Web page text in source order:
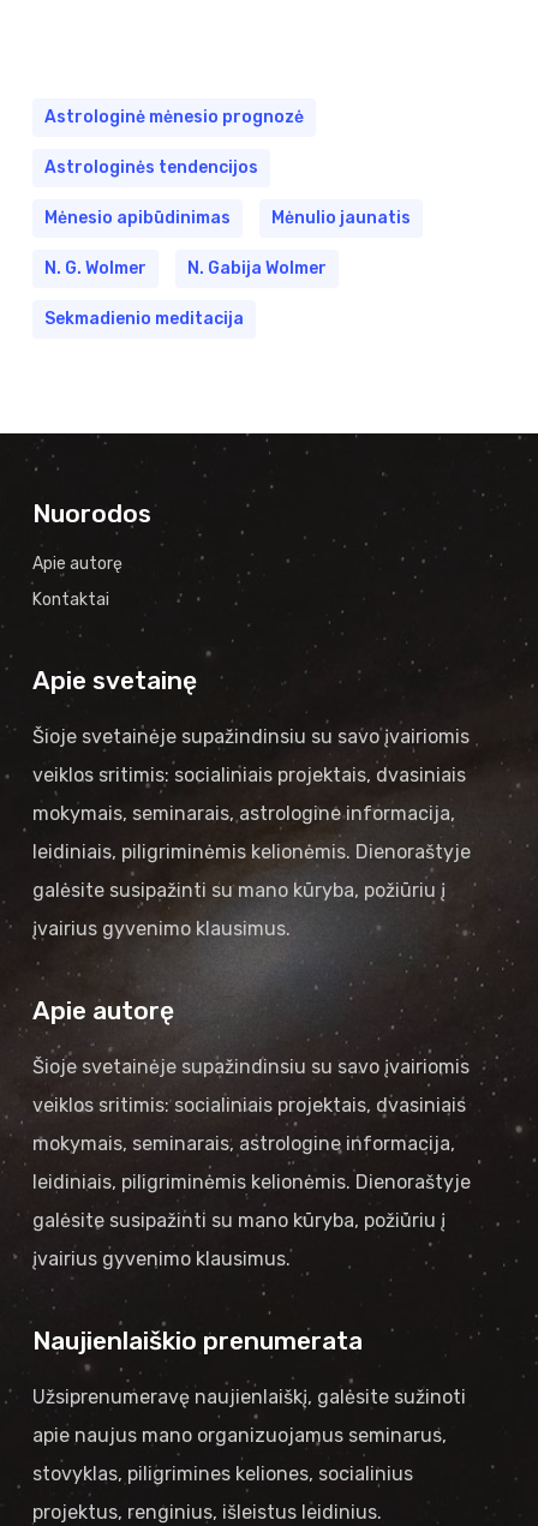
Astrologinė mėnesio prognozė
Astrologinės tendencijos
Mėnesio apibūdinimas Mėnulio jaunatis
N. G. Wolmer N. Gabija Wolmer
Sekmadienio meditacija
Nuorodos
Apie autorę
Kontaktai
Apie svetainę
Šioje svetainėje supažindinsiu su savo įvairiomis
veiklos sritimis: socialiniais projektais, dvasiniais
mokymais, seminarais, astrologine informacija,
leidiniais, piligriminėmis kelionėmis. Dienoraštyje
galėsite susipažinti su mano kūryba, požiūriu į
įvairius gyvenimo klausimus.
Apie autorę
Šioje svetainėje supažindinsiu su savo įvairiomis
veiklos sritimis: socialiniais projektais, dvasiniais
mokymais, seminarais, astrologine informacija,
leidiniais, piligriminėmis kelionėmis. Dienoraštyje
galėsite susipažinti su mano kūryba, požiūriu į
įvairius gyvenimo klausimus.
Naujienlaiškio prenumerata
Užsiprenumeravę naujienlaiškį, galėsite sužinoti
apie naujus mano organizuojamus seminarus,
stovyklas, piligrimines keliones, socialinius
projektus, renginius, išleistus leidinius.